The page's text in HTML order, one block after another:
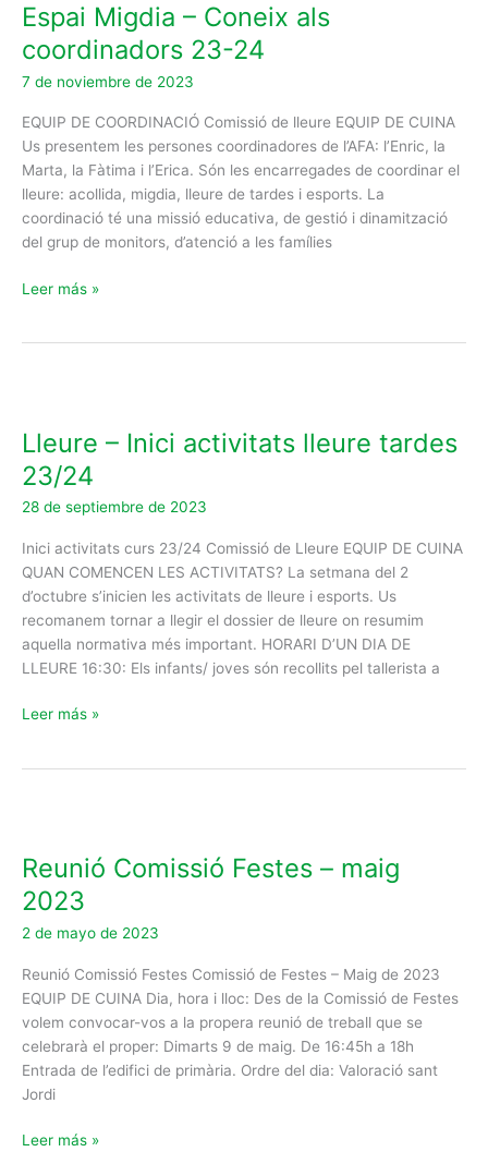
Espai Migdia – Coneix als
coordinadors 23-24
7 de noviembre de 2023
EQUIP DE COORDINACIÓ Comissió de lleure EQUIP DE CUINA
Us presentem les persones coordinadores de l’AFA: l’Enric, la
Marta, la Fàtima i l’Erica. Són les encarregades de coordinar el
lleure: acollida, migdia, lleure de tardes i esports. La
coordinació té una missió educativa, de gestió i dinamització
del grup de monitors, d’atenció a les famílies
–
Coneix
als
coordinadors
24
Leer más »
Lleure – Inici activitats lleure tardes
23/24
28 de septiembre de 2023
Inici activitats curs 23/24 Comissió de Lleure EQUIP DE CUINA
QUAN COMENCEN LES ACTIVITATS? La setmana del 2
d’octubre s’inicien les activitats de lleure i esports. Us
recomanem tornar a llegir el dossier de lleure on resumim
aquella normativa més important. HORARI D’UN DIA DE
LLEURE 16:30: Els infants/ joves són recollits pel tallerista a
Inici
activitats
lleure
tardes
Leer más »
Reunió Comissió Festes – maig
2023
2 de mayo de 2023
Reunió Comissió Festes Comissió de Festes – Maig de 2023
EQUIP DE CUINA Dia, hora i lloc: Des de la Comissió de Festes
volem convocar-vos a la propera reunió de treball que se
celebrarà el proper: Dimarts 9 de maig. De 16:45h a 18h
Entrada de l’edifici de primària. Ordre del dia: Valoració sant
Jordi
Festes
–
maig
2023
Leer más »